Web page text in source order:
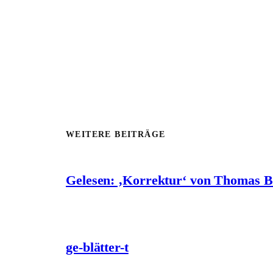
WEITERE BEITRÄGE
Gelesen: ‚Korrektur‘ von Thomas
ge-blätter-t